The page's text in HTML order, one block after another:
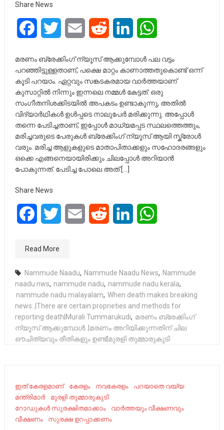
Share News
FacebookTwitter Email Reddit LinkedIn
മരണം ബ്രേക്കിംഗ് ന്യൂസ് ആക്കുമ്പോൾ പല വട്ടം
പറഞ്ഞിട്ടുള്ളതാണ്, പക്ഷെ മാറ്റം കാണാത്തതുകൊണ്ട് ഒന്ന്
കൂടി പറയാം. ഏറ്റവും സങ്കടകരമായ വാർത്തയാണ്
കുസാറ്റിൽ നിന്നും ഇന്നലെ നമ്മൾ കേട്ടത്. ഒരു
സംഗീതനിശക്കിടയിൽ അപകടം ഉണ്ടാകുന്നു, അതിൽ
വിദ്യാർഥികൾ ഉൾപ്പടെ നാലുപേർ മരിക്കുന്നു. അപ്പോൾ
തന്നെ പേടിച്ചതാണ്, ഇപ്പോൾ മാധ്യമപ്പട സ്ഥലത്തെത്തും,
മരിച്ചവരുടെ പേരുകൾ ബ്രേക്കിംഗ് ന്യൂസ് ആയി സ്ക്രോൾ
വരും. മരിച്ച ആളുകളുടെ മാതാപിതാക്കളും സഹോദരങ്ങളും
ഒക്കെ എങ്ങനെയായിരിക്കും ചിലപ്പോൾ അറിയാൻ
പോകുന്നത്. പേടിച്ച പോലെ അത് […]
Share News
FacebookTwitter Email Reddit LinkedIn
Read More
Nammude Naadu, Nammude Naadu News, Nammude
naadu nws, nammude nadu, nammude nadu kerala,
nammude nadu malayalam, When death makes breaking
news..|There are certain proprieties and methods for
reporting death|Murali Tummarukudi, മരണം ബ്രേക്കിംഗ്
ന്യൂസ് ആക്കുമ്പോൾ..|മരണം അറിയിക്കുന്നതിന് ചില
ഔചിത്യവും രീതികളും ഉണ്ട്|മുരളി തുമ്മാരുകുടി
ഇത് കേരളമാണ് കേരളം നവകേരളം
പറയാതെ വയ്യ
മന്ത്രിമാർ
മുരളി തുമ്മാരുകുടി
റോഡുകൾ സുരക്ഷിതമാക്കാം
വാർത്തയും വീക്ഷണവും
വീക്ഷണം
സുരക്ഷ ഉറപ്പാക്കണം